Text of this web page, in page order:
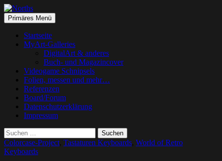
Norths
Suchen
Primäres Menü Springe
zum
Startseite
MyArt-Galleries
DigitalArt & anderes
Buch- und Magazincover
Videogame Schnipsels
Folien, messen und mehr…
Referenzen
Board/Forum
Datenschutzerklärung
Impressum
Suchen
nach:
Colorcase-Project Tastaturen Keyboards World of Retro
Keyboards